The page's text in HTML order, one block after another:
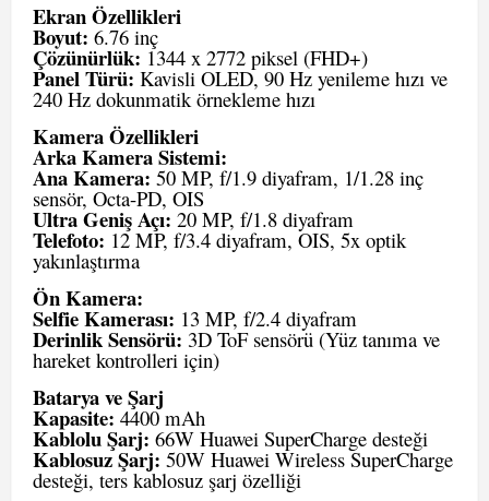
Ekran Özellikleri
Boyut: 6.76 inç
Çözünürlük: 1344 x 2772 piksel (FHD+)
Panel Türü: Kavisli OLED, 90 Hz yenileme hızı ve
240 Hz dokunmatik örnekleme hızı
Kamera Özellikleri
Arka Kamera Sistemi:
Ana Kamera: 50 MP, f/1.9 diyafram, 1/1.28 inç
sensör, Octa-PD, OIS
Ultra Geniş Açı: 20 MP, f/1.8 diyafram
Telefoto: 12 MP, f/3.4 diyafram, OIS, 5x optik
yakınlaştırma
Ön Kamera:
Selfie Kamerası: 13 MP, f/2.4 diyafram
Derinlik Sensörü: 3D ToF sensörü (Yüz tanıma ve
hareket kontrolleri için)
Batarya ve Şarj
Kapasite: 4400 mAh
Kablolu Şarj: 66W Huawei SuperCharge desteği
Kablosuz Şarj: 50W Huawei Wireless SuperCharge
desteği, ters kablosuz şarj özelliği